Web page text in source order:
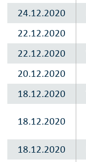
24.12.2020
22.12.2020
22.12.2020
20.12.2020
18.12.2020
18.12.2020
18.12.2020